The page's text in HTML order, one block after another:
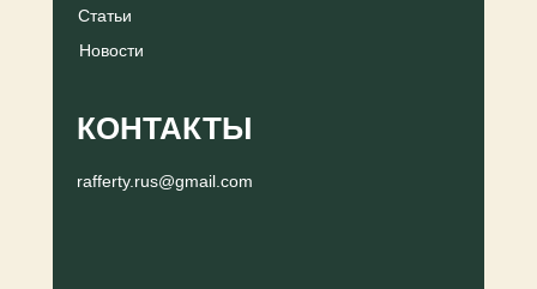
КОНТАКТЫ
Новости
Статьи
rafferty.rus@gmail.com